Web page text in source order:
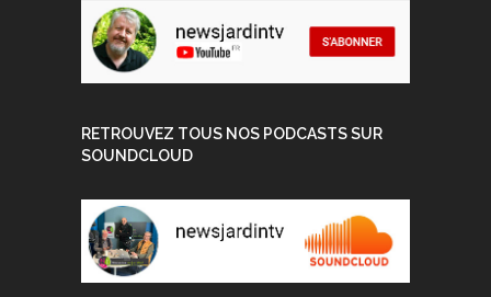
RETROUVEZ TOUS NOS PODCASTS SUR
SOUNDCLOUD